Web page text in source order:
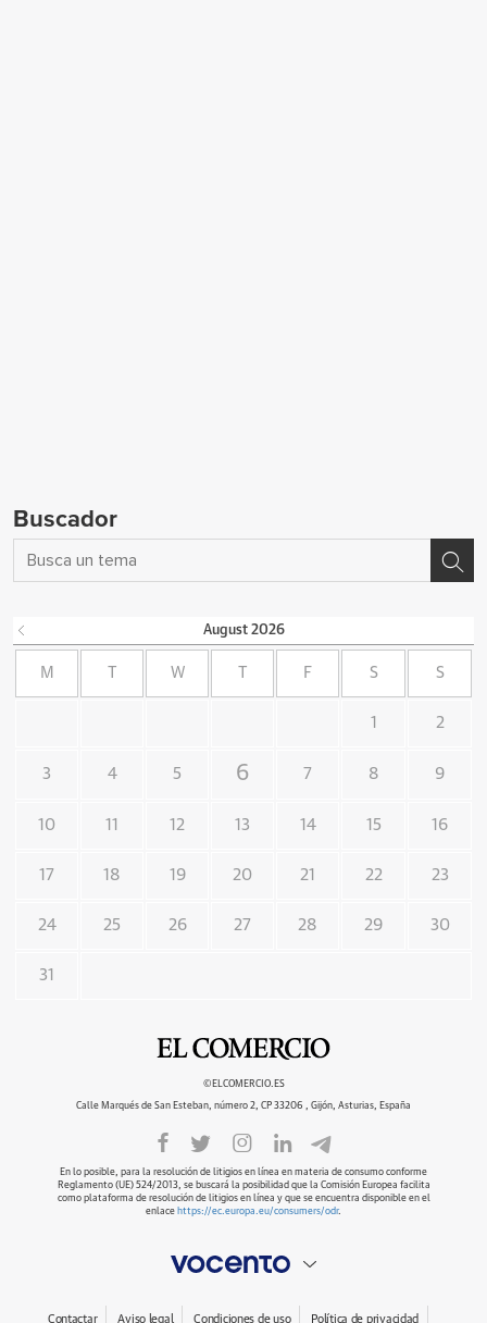
Buscador
August 2026
M W F S S
1 2
3 4 5 6 7 8 9
10 11 12 13 14 15 16
17 18 19 20 21 22 23
24 25 26 27 28 29 30
31
©ELCOMERCIO.ES
Calle Marqués de San Esteban, número 2, CP 33206 , Gijón, Asturias, España
En lo posible, para la resolución de litigios en línea en materia de consumo conforme
Reglamento (UE) 524/2013, se buscará la posibilidad que la Comisión Europea facilita
como plataforma de resolución de litigios en línea y que se encuentra disponible en el
enlace https://ec.europa.eu/consumers/odr.
Contactar Aviso legal Condiciones de uso Política de privacidad